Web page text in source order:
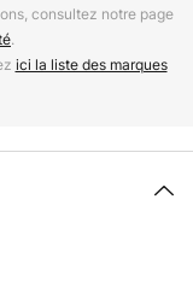
consultez notre page
.
ici la liste des marques